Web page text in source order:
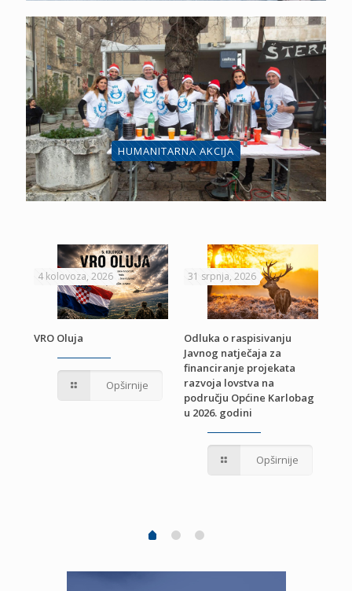
HUMANITARNA AKCIJA
4 kolovoza, 2026
VRO Oluja
Opširnije
31 srpnja, 2026
Odluka o raspisivanju
Javnog natječaja za
financiranje projekata
razvoja lovstva na
području Općine Karlobag
u 2026. godini
Opširnije